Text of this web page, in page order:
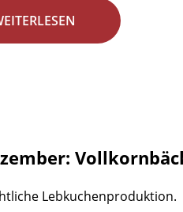
Lebkuchenproduktion.